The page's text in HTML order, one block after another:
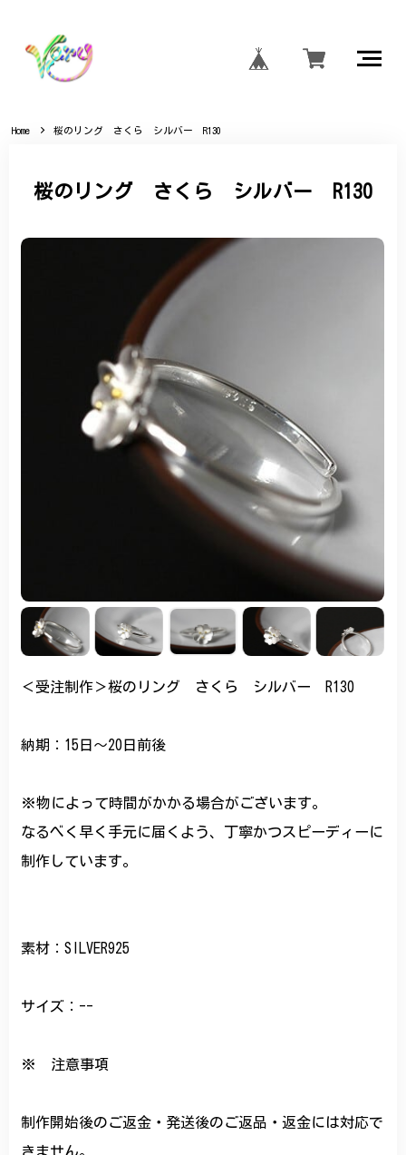
Home 桜のリング さくら シルバー R130
桜のリング さくら シルバー R130
＜受注制作＞桜のリング さくら シルバー R130
納期：15日～20日前後
※物によって時間がかかる場合がございます。
なるべく早く手元に届くよう、丁寧かつスピーディーに
制作しています。
素材：SILVER925
サイズ：--
※ 注意事項
制作開始後のご返金・発送後のご返品・返金には対応で
きません。